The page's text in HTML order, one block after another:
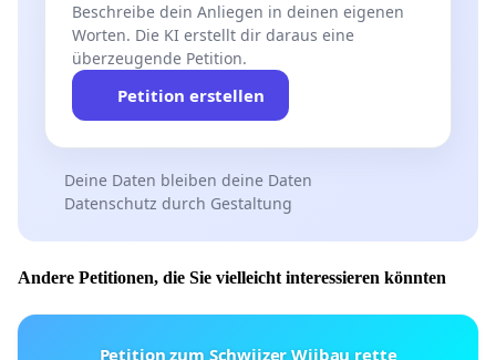
Fahrzeuge fahren in Richtung Ortseingang mit überhöhter
Geschwindigkeit. Fahrzeuge werden aus- und eingeparkt
und nachfolgende Fahrzeuge starten Überholmanöver, was
zu unübersichtlichen Verkehrssituationen führt. Insgesamt
empfinde ich die Situation als unbefriedigend und würde
gerne zusammen mit Experten der Verkehrsplanung
Möglichkeiten erörtern (Fußgängerüberweg, Gehweg, etc.)
Beschreibe dein Anliegen in deinen eigenen
Worten. Die KI erstellt dir daraus eine
überzeugende Petition.
Petition erstellen
Deine Daten bleiben deine Daten
Datenschutz durch Gestaltung
Andere Petitionen, die Sie vielleicht interessieren könnten
Petition zum Schwiizer Wiibau rette